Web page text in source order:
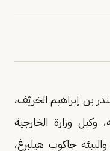
بن إبراهيم الخريّف،
وكيل وزارة الخارجية
جاكوب هيلبرغ،